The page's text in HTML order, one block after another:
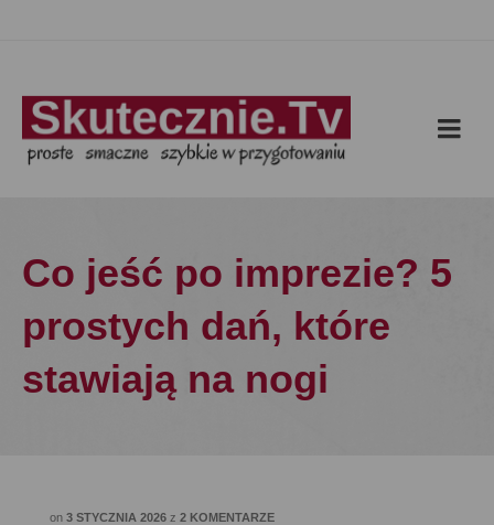
Co jeść po imprezie? 5
prostych dań, które
stawiają na nogi
on 3 STYCZNIA 2026 z 2 KOMENTARZE